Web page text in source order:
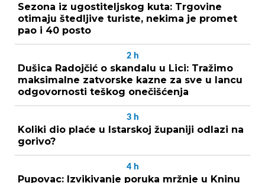
Sezona iz ugostiteljskog kuta: Trgovine
otimaju štedljive turiste, nekima je promet
pao i 40 posto
2 h
Dušica Radojčić o skandalu u Lici: Tražimo
maksimalne zatvorske kazne za sve u lancu
odgovornosti teškog onečišćenja
3 h
Koliki dio plaće u Istarskoj županiji odlazi na
gorivo?
4 h
Pupovac: Izvikivanje poruka mržnje u Kninu